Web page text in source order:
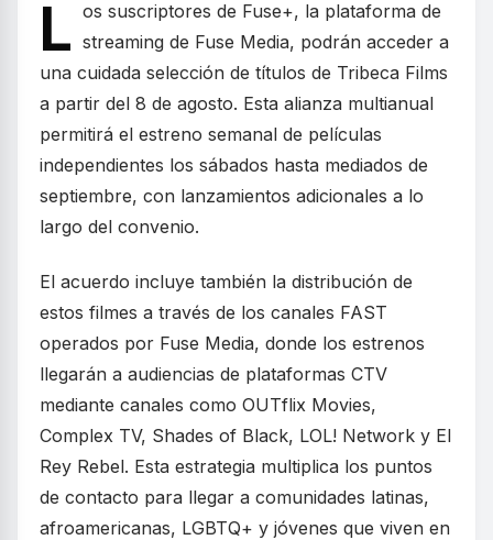
L os suscriptores de Fuse+, la plataforma de
streaming de Fuse Media, podrán acceder a
una cuidada selección de títulos de Tribeca Films
a partir del 8 de agosto. Esta alianza multianual
permitirá el estreno semanal de películas
independientes los sábados hasta mediados de
septiembre, con lanzamientos adicionales a lo
largo del convenio.
El acuerdo incluye también la distribución de
estos filmes a través de los canales FAST
operados por Fuse Media, donde los estrenos
llegarán a audiencias de plataformas CTV
mediante canales como OUTflix Movies,
Complex TV, Shades of Black, LOL! Network y El
Rey Rebel. Esta estrategia multiplica los puntos
de contacto para llegar a comunidades latinas,
afroamericanas, LGBTQ+ y jóvenes que viven en